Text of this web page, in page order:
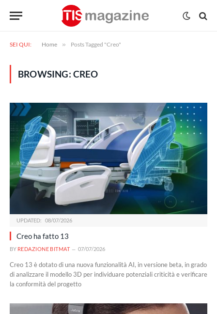
SEI QUI: Home » Posts Tagged "Creo"
BROWSING: CREO
UPDATED: 08/07/2026
Creo ha fatto 13
BY REDAZIONE BITMAT 07/07/2026
Creo 13 è dotato di una nuova funzionalità AI, in versione beta, in grado
di analizzare il modello 3D per individuare potenziali criticità e verificare
la conformità del progetto